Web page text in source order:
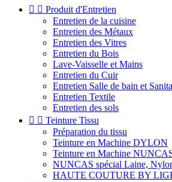
  Produit d'Entretien
Entretien de la cuisine
Entretien des Métaux
Entretien des Vitres
Entretien du Bois
Lave-Vaisselle et Mains
Entretien du Cuir
Entretien Salle de bain et
Entretien Textile
Entretien des sols
  Teinture Tissu
Préparation du tissu
Teinture en Machine DYLON
Teinture en Machine
NUNCAS spécial Laine,
HAUTE COUTURE BY